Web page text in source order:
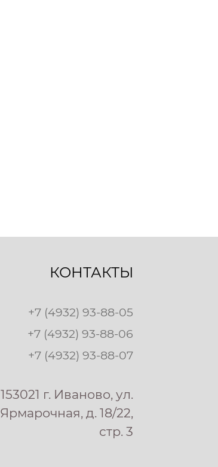
КОНТАКТЫ
+7 (4932) 93-88-05
+7 (4932) 93-88-06
+7 (4932) 93-88-07
153021 г. Иваново, ул.
Ярмарочная, д. 18/22,
стр. 3